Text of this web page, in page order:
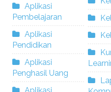
Aplikasi
Pembelajaran
Aplikasi
Pendidikan
Aplikasi
Penghasil Uang